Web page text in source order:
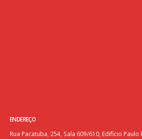
ENDEREÇO
Rua Pacatuba, 254, Sala 609/610, Edifício